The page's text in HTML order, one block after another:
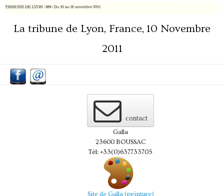
La tribune de Lyon, France, 10 Novembre
2011
contact
Galla
23600 BOUSSAC
Tél: +33(0)637733705
Site de Galla (peinture)